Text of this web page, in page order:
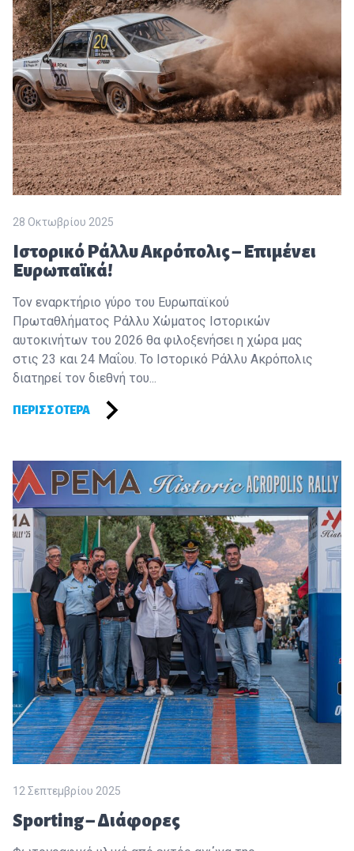
28 Οκτωβρίου 2025
Ιστορικό Ράλλυ Ακρόπολις – Επιμένει
Ευρωπαϊκά!
Τον εναρκτήριο γύρο του Ευρωπαϊκού
Πρωταθλήματος Ράλλυ Χώματος Ιστορικών
αυτοκινήτων του 2026 θα φιλοξενήσει η χώρα μας
στις 23 και 24 Μαΐου. Το Ιστορικό Ράλλυ Ακρόπολις
διατηρεί τον διεθνή του...
ΠΕΡΙΣΣΌΤΕΡΑ
12 Σεπτεμβρίου 2025
Sporting – Διάφορες